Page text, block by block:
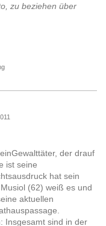
zu beziehen über
der drauf
ist seine
hat sein
(62) weiß es und
aktuellen
Insgesamt sind in der